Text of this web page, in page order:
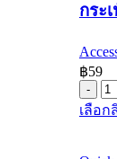
ส
นิ
ม
กระ
฿59
ก
ค
เลือก